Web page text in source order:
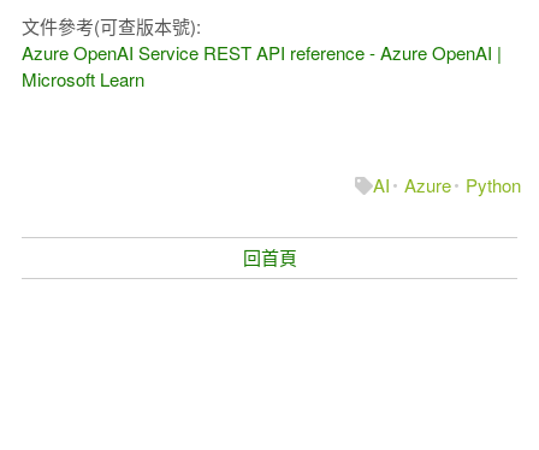
文件參考(可查版本號):
Azure OpenAI Service REST API reference - Azure OpenAI |
Microsoft Learn
AI Azure Python
回首頁